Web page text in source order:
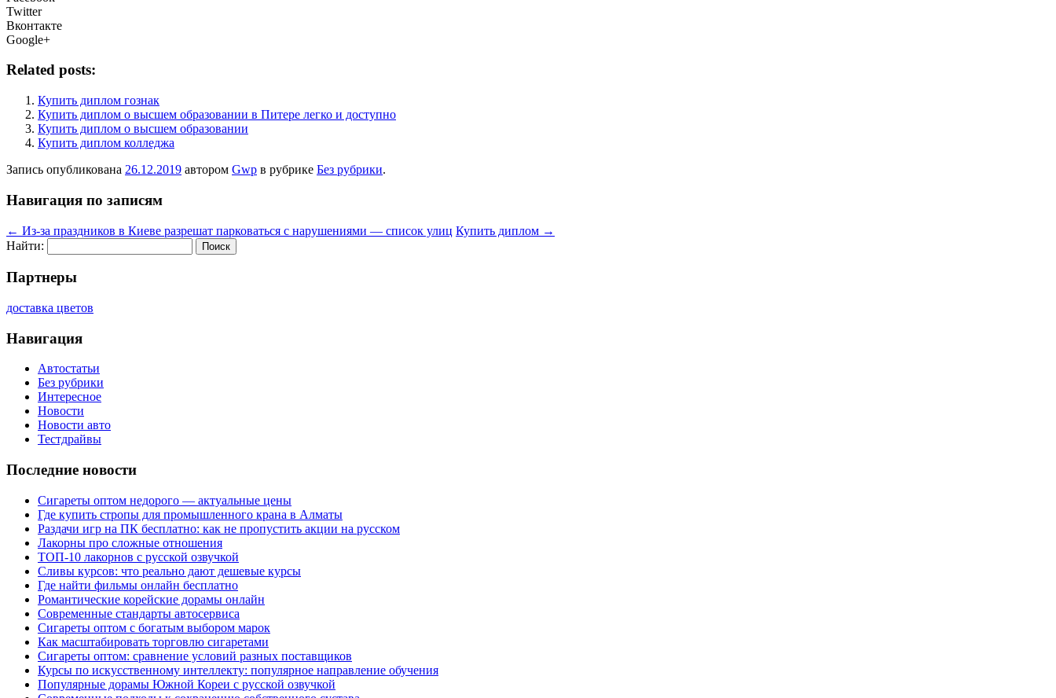
Twitter
Вконтакте
Google+
Related posts:
Купить диплом гознак
Купить диплом о высшем образовании в Питере легко и доступно
Купить диплом о высшем образовании
Купить диплом колледжа
Запись опубликована 26.12.2019 автором Gwp в рубрике Без рубрики.
Навигация по записям
← Из-за праздников в Киеве разрешат парковаться с нарушениями — список улиц Купить диплом →
Найти:
Партнеры
доставка цветов
Навигация
Автостатьи
Без рубрики
Интересное
Новости
Новости авто
Тестдрайвы
Последние новости
Сигареты оптом недорого — актуальные цены
Где купить стропы для промышленного крана в Алматы
Раздачи игр на ПК бесплатно: как не пропустить акции на русском
Лакорны про сложные отношения
ТОП-10 лакорнов с русской озвучкой
Сливы курсов: что реально дают дешевые курсы
Где найти фильмы онлайн бесплатно
Романтические корейские дорамы онлайн
Современные стандарты автосервиса
Сигареты оптом с богатым выбором марок
Как масштабировать торговлю сигаретами
Сигареты оптом: сравнение условий разных поставщиков
Курсы по искусственному интеллекту: популярное направление обучения
Популярные дорамы Южной Кореи с русской озвучкой